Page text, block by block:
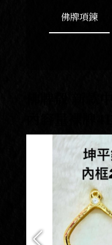
佛牌項鍊